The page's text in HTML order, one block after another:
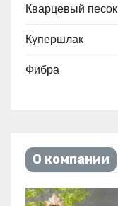
Кварцевый песок
Купершлак
Фибра
О компании